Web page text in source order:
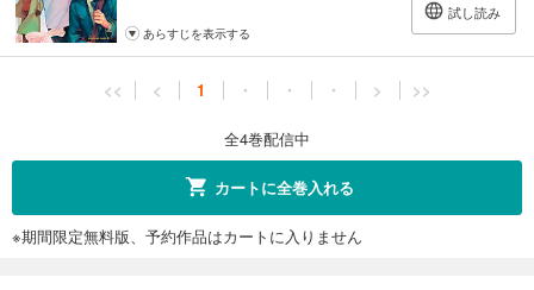
試し読み
あらすじを表示する
<< < 1 ・ ・ ・ > >>
全4巻配信中
カートに全巻入れる
※期間限定無料版、予約作品はカートに入りません